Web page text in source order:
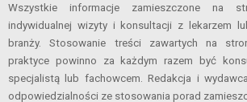
Wszystkie informacje zamieszczone na
indywidualnej wizyty i konsultacji z lekarzem
branży. Stosowanie treści zawartych na
praktyce powinno za każdym razem być
specjalistą lub fachowcem. Redakcja i
odpowiedzialności ze stosowania porad